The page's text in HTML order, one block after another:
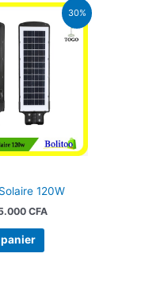
30%
120W
:
CFA.
CFA
Le
prix
actuel
est :
35.000 CFA.